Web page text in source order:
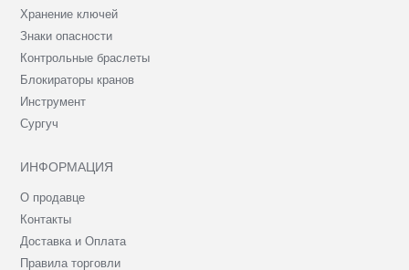
Хранение ключей
Знаки опасности
Контрольные браслеты
Блокираторы кранов
Инструмент
Сургуч
ИНФОРМАЦИЯ
О продавце
Контакты
Доставка и Оплата
Правила торговли